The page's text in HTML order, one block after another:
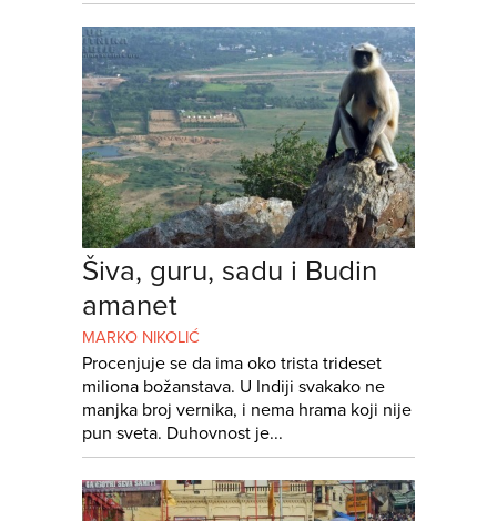
Šiva, guru, sadu i Budin
amanet
MARKO NIKOLIĆ
Procenjuje se da ima oko trista trideset
miliona božanstava. U Indiji svakako ne
manjka broj vernika, i nema hrama koji nije
pun sveta. Duhovnost je...